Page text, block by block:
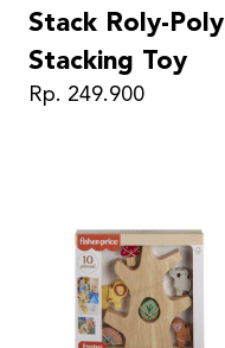
Stack Roly-Poly
Stacking Toy
Rp. 249.900